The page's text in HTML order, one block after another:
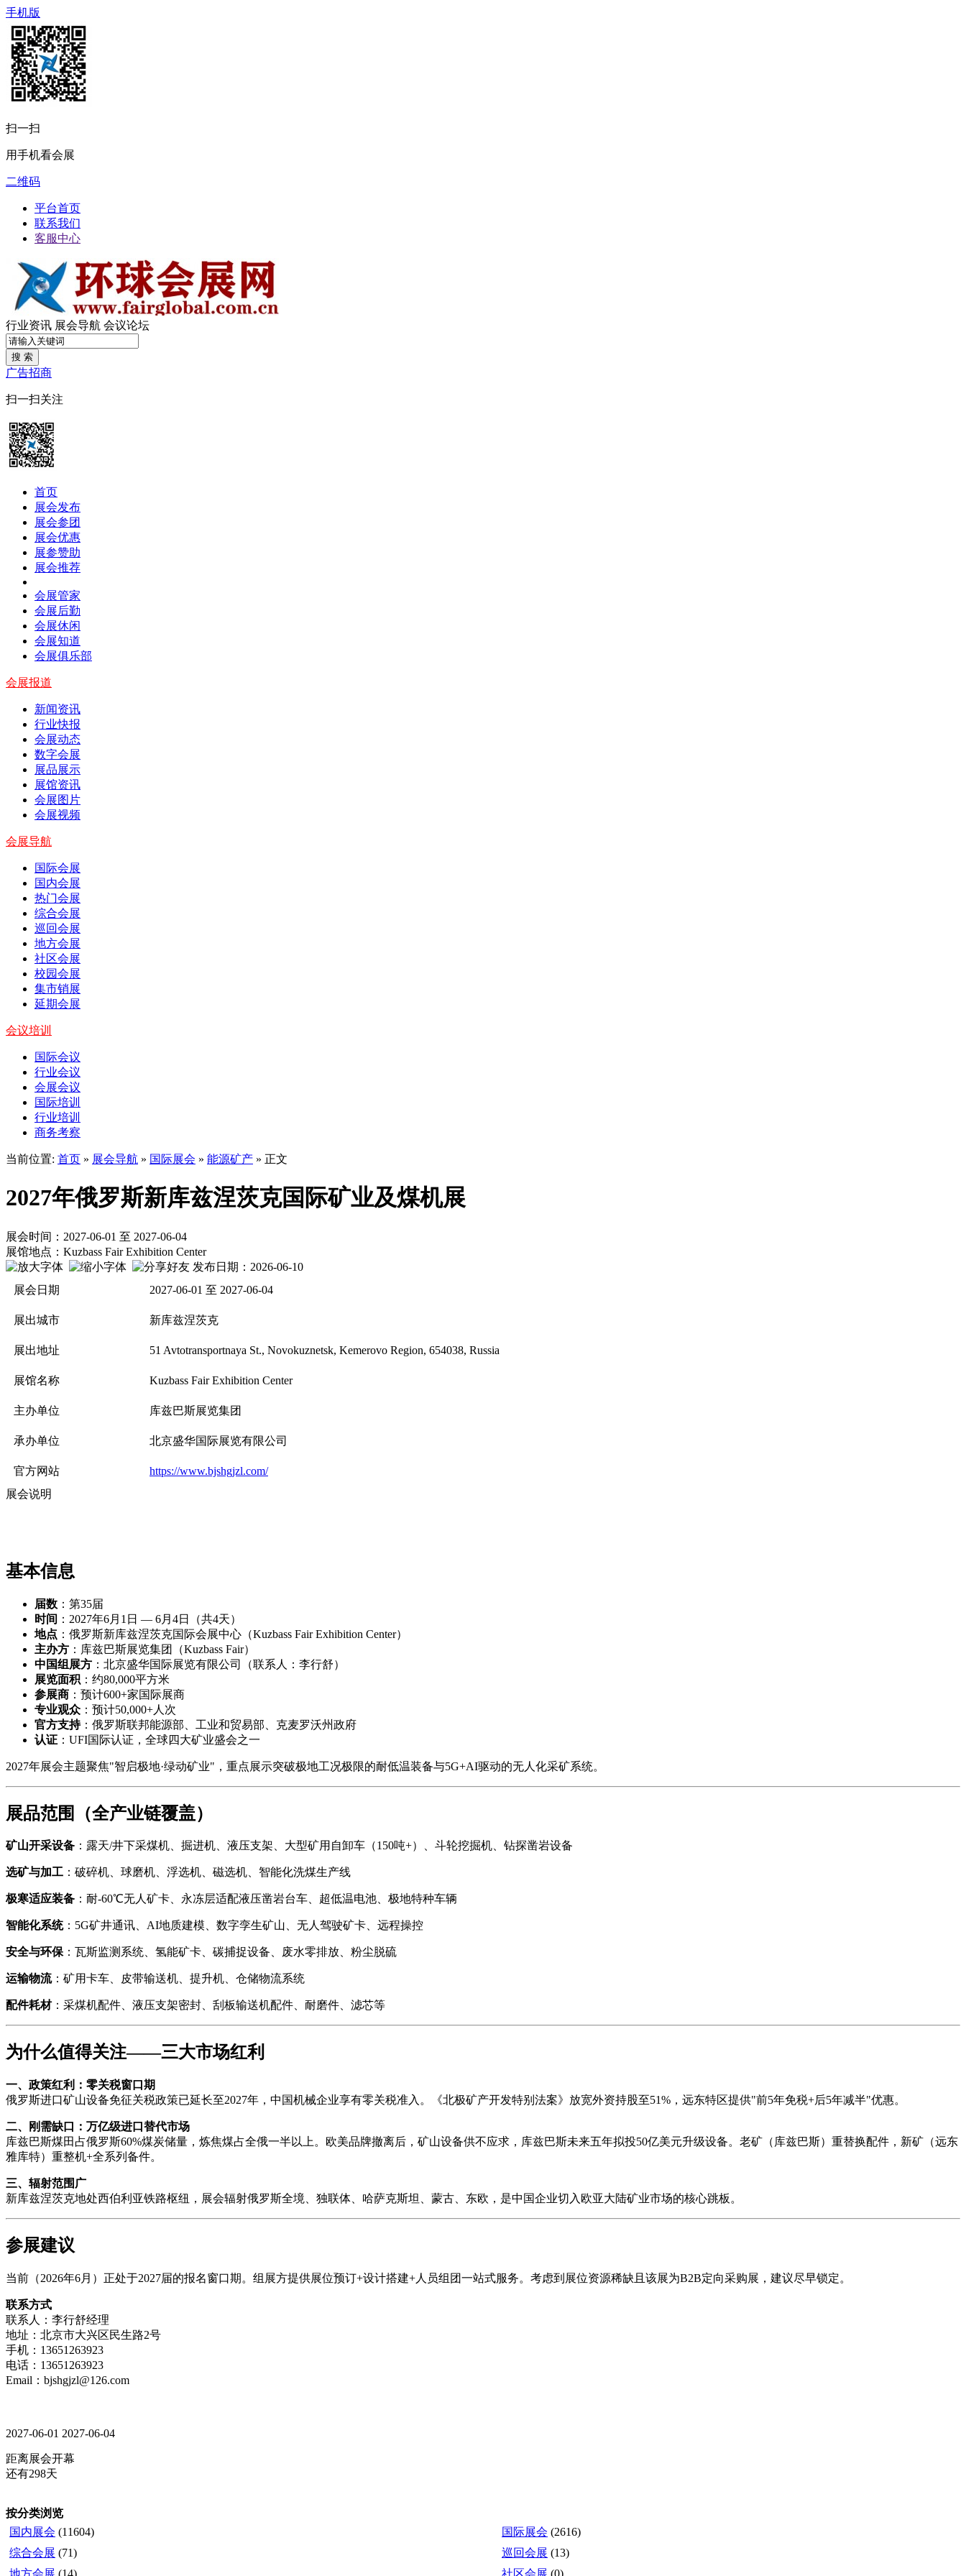
手机版
扫一扫
用手机看会展
二维码
平台首页
联系我们
客服中心
行业资讯 展会导航 会议论坛
搜 索
广告招商
扫一扫关注
首页
展会发布
展会参团
展会优惠
展参赞助
展会推荐
会展管家
会展后勤
会展休闲
会展知道
会展俱乐部
会展报道
新闻资讯
行业快报
会展动态
数字会展
展品展示
展馆资讯
会展图片
会展视频
会展导航
国际会展
国内会展
热门会展
综合会展
巡回会展
地方会展
社区会展
校园会展
集市销展
延期会展
会议培训
国际会议
行业会议
会展会议
国际培训
行业培训
商务考察
当前位置: 首页 » 展会导航 » 国际展会 » 能源矿产 » 正文
2027年俄罗斯新库兹涅茨克国际矿业及煤机展
展会时间：2027-06-01 至 2027-06-04
展馆地点：Kuzbass Fair Exhibition Center
发布日期：2026-06-10
展会日期
2027-06-01 至 2027-06-04
展出城市 新库兹涅茨克
展出地址 51 Avtotransportnaya St., Novokuznetsk, Kemerovo Region, 654038, Russia
展馆名称 Kuzbass Fair Exhibition Center
主办单位 库兹巴斯展览集团
承办单位 北京盛华国际展览有限公司
官方网站
https://www.bjshgjzl.com/
展会说明
基本信息
届数 ：第35届
时间 ：2027年6月1日 — 6月4日（共4天）
地点 ：俄罗斯新库兹涅茨克国际会展中心（Kuzbass Fair Exhibition Center）
主办方 ：库兹巴斯展览集团（Kuzbass Fair）
中国组展方 ：北京盛华国际展览有限公司（联系人：李行舒）
展览面积 ：约80,000平方米
参展商 ：预计600+家国际展商
专业观众 ：预计50,000+人次
官方支持：俄罗斯联邦能源部、工业和贸易部、克麦罗沃州政府
认证 ：UFI国际认证，全球四大矿业盛会之一
2027年展会主题聚焦"智启极地·绿动矿业"，重点展示突破极地工况极限的耐低温装备与5G+AI驱动的无人化采矿系统。
展品范围（全产业链覆盖）
矿山开采设备 ：露天/井下采煤机、掘进机、液压支架、大型矿用自卸车（150吨+）、斗轮挖掘机、钻探凿岩设备
选矿与加工 ：破碎机、球磨机、浮选机、磁选机、智能化洗煤生产线
极寒适应装备 ：耐-60℃无人矿卡、永冻层适配液压凿岩台车、超低温电池、极地特种车辆
智能化系统：5G矿井通讯、AI地质建模、数字孪生矿山、无人驾驶矿卡、远程操控
安全与环保：瓦斯监测系统、氢能矿卡、碳捕捉设备、废水零排放、粉尘脱硫
运输物流：矿用卡车、皮带输送机、提升机、仓储物流系统
配件耗材：采煤机配件、液压支架密封、刮板输送机配件、耐磨件、滤芯等
为什么值得关注——三大市场红利
一、政策红利：零关税窗口期
俄罗斯进口矿山设备免征关税政策已延长至2027年，中国机械企业享有零关税准入。《北极矿产开发特别法案》放宽外资持股至51%，远东特区提供"前5年免税+后5年减半"优惠。
二、刚需缺口：万亿级进口替代市场
库兹巴斯煤田占俄罗斯60%煤炭储量，炼焦煤占全俄一半以上。欧美品牌撤离后，矿山设备供不应求，库兹巴斯未来五年拟投50亿美元升级设备。老矿（库兹巴斯）重替换配件，新矿（远东
雅库特）重整机+全系列备件。
三、辐射范围广
新库兹涅茨克地处西伯利亚铁路枢纽，展会辐射俄罗斯全境、独联体、哈萨克斯坦、蒙古、东欧，是中国企业切入欧亚大陆矿业市场的核心跳板。
参展建议
当前（2026年6月）正处于2027届的报名窗口期。组展方提供展位预订+设计搭建+人员组团一站式服务。考虑到展位资源稀缺且该展为B2B定向采购展，建议尽早锁定。
联系方式
联系人：李行舒经理
地址：北京市大兴区民生路2号
手机：13651263923
电话：13651263923
Email：bjshgjzl@126.com
2027-06-01 2027-06-04
距离展会开幕
还有298天
按分类浏览
国内展会 (11604) 国际展会 (2616)
综合会展 (71) 巡回会展 (13)
地方会展 (14) 社区会展 (0)